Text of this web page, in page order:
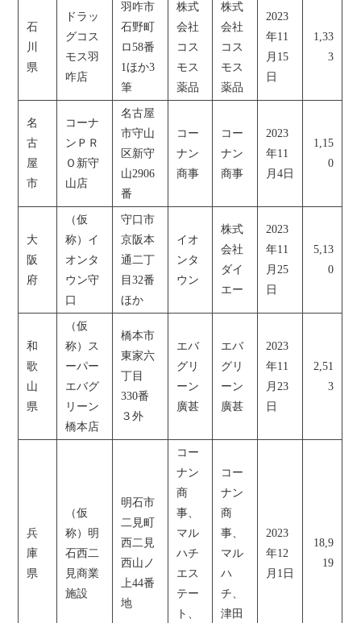
石
川
県
ドラッ
グコス
モス羽
咋店
羽咋市
石野町
ロ58番
1ほか3
筆
株式
会社
コス
モス
薬品
株式
会社
コス
モス
薬品
2023
年11
月15
日
1,33
3
名
古
屋
市
コーナ
ンＰＲ
Ｏ新守
山店
名古屋
市守山
区新守
山2906
番
コー
ナン
商事
コー
ナン
商事
2023
年11
月4日
1,15
0
大
阪
府
（仮
称）イ
オンタ
ウン守
口
守口市
京阪本
通二丁
目32番
ほか
イオ
ンタ
ウン
株式
会社
ダイ
エー
2023
年11
月25
日
5,13
0
和
歌
山
県
（仮
称）ス
ーパー
エバグ
リーン
橋本店
橋本市
東家六
丁目
330番
３外
エバ
グリ
ーン
廣甚
エバ
グリ
ーン
廣甚
2023
年11
月23
日
2,51
3
兵
庫
県
（仮
称）明
石西二
見商業
施設
明石市
二見町
西二見
西山ノ
上44番
地
コー
ナン
商
事、
マル
ハチ
エス
テー
ト、
コー
ナン
商
事、
マル
ハ
チ、
津田
2023
年12
月1日
18,9
19